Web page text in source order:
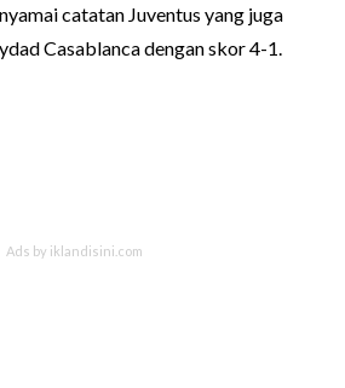
catatan Juventus yang juga
Casablanca dengan skor 4-1.